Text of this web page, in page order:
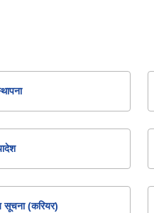
सूचना (करियर)